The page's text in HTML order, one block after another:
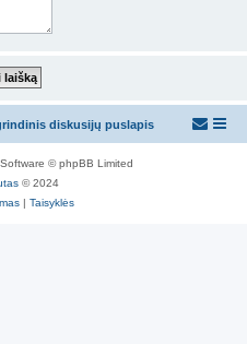
diskusijų puslapis
© phpBB Limited
© 2024
| Taisyklės